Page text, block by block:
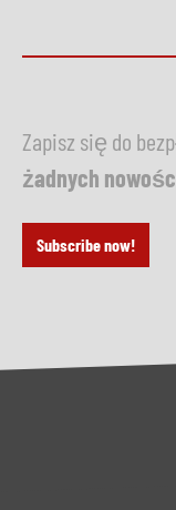
Zapisz się do
żadnych
Subscribe now!